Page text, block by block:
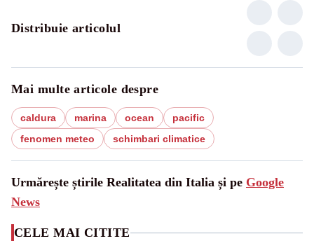
Distribuie articolul
Mai multe articole despre
caldura marina ocean
pacific
fenomen meteo
schimbari climatice
Urmărește știrile Realitatea din Italia și pe Google
News
CELE MAI CITITE